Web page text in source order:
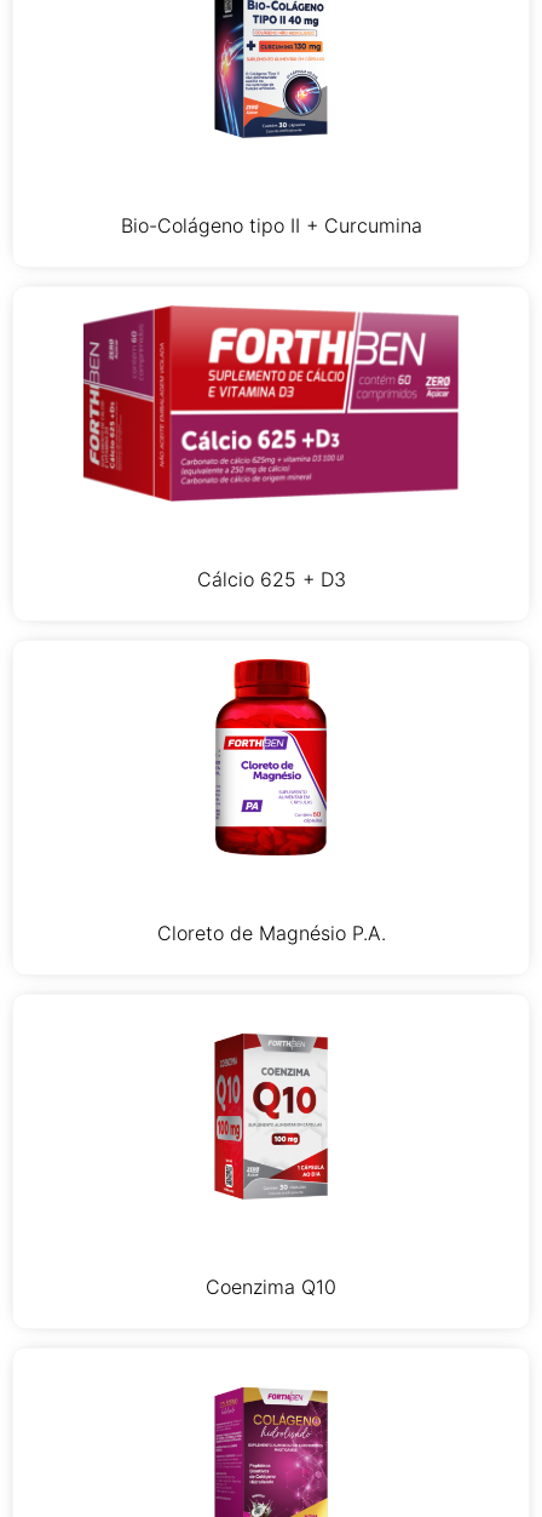
Bio-Colágeno tipo II + Curcumina
Cálcio 625 + D3
Cloreto de Magnésio P.A.
Coenzima Q10